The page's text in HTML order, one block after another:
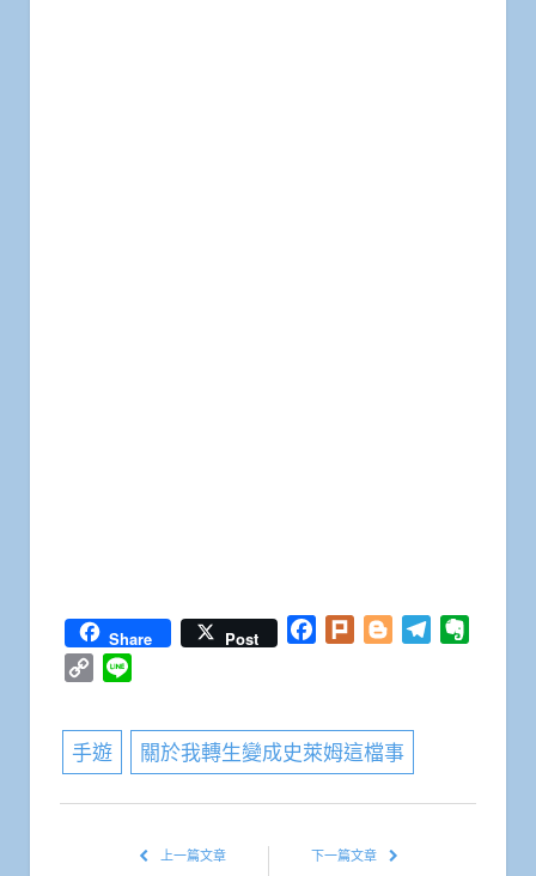
Share Post Facebook
Plurk BloggerTelegram
Copy
手遊 關於我轉生變成史萊姆這檔事
上一篇文章 下一篇文章